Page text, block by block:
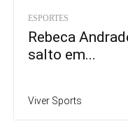
ESPORTES
Rebeca
salto em...
Viver Sports